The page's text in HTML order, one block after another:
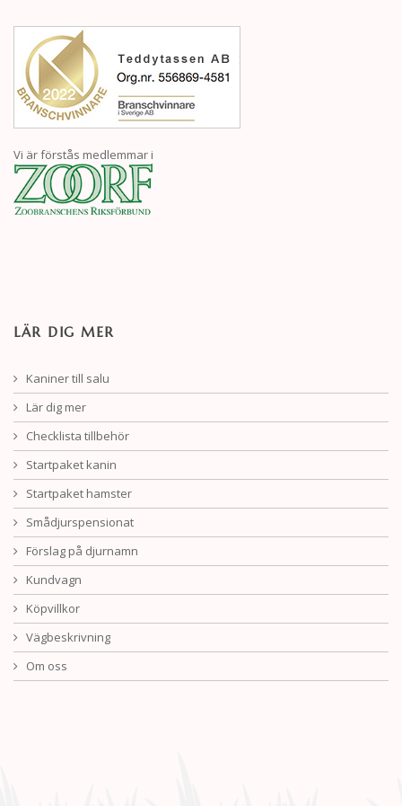
Vi är förstås medlemmar i
LÄR DIG MER
Kaniner till salu
Lär dig mer
Checklista tillbehör
Startpaket kanin
Startpaket hamster
Smådjurspensionat
Förslag på djurnamn
Kundvagn
Köpvillkor
Vägbeskrivning
Om oss